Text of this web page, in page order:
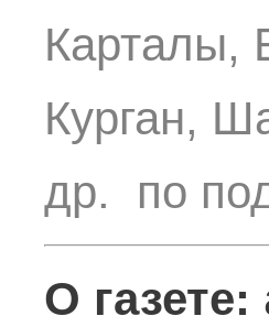
Карталы,
Курган,
др. по
О газете: